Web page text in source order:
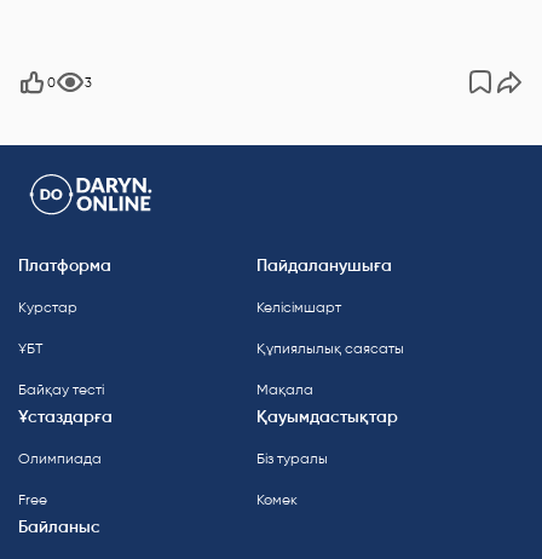
0 3
Платформа
Курстар
ҰБТ
Байқау тесті
Пайдаланушыға
Келісімшарт
Құпиялылық саясаты
Мақала
Ұстаздарға
Олимпиада
Free
Қауымдастықтар
Біз туралы
Көмек
Байланыс